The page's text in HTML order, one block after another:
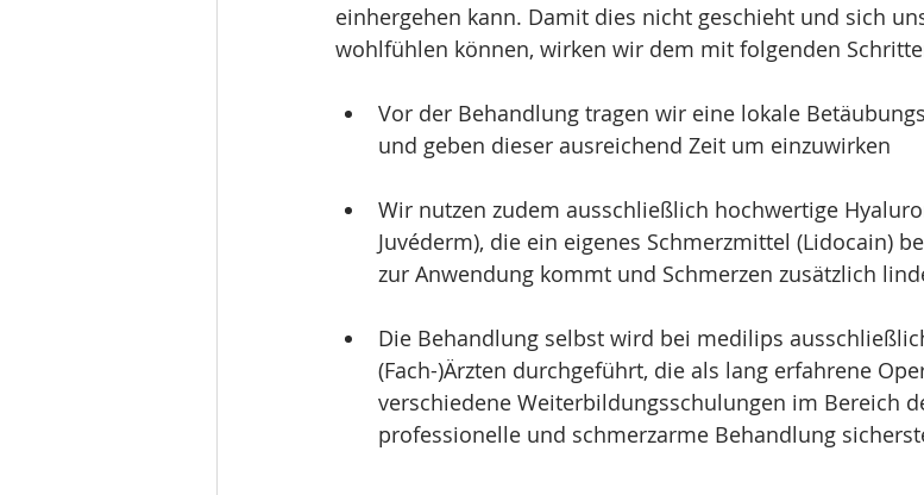
einhergehen kann. Damit dies nicht geschieht und sich
wohlfühlen können, wirken wir dem mit folgenden
Vor der Behandlung tragen wir eine lokale
und geben dieser ausreichend Zeit um einzuwirken
Wir nutzen zudem ausschließlich hochwertige
Juvéderm), die ein eigenes Schmerzmittel (Lidocain)
zur Anwendung kommt und Schmerzen zusätzlich
Die Behandlung selbst wird bei medilips
(Fach-)Ärzten durchgeführt, die als lang erfahrene
verschiedene Weiterbildungsschulungen im Bereich
professionelle und schmerzarme Behandlung